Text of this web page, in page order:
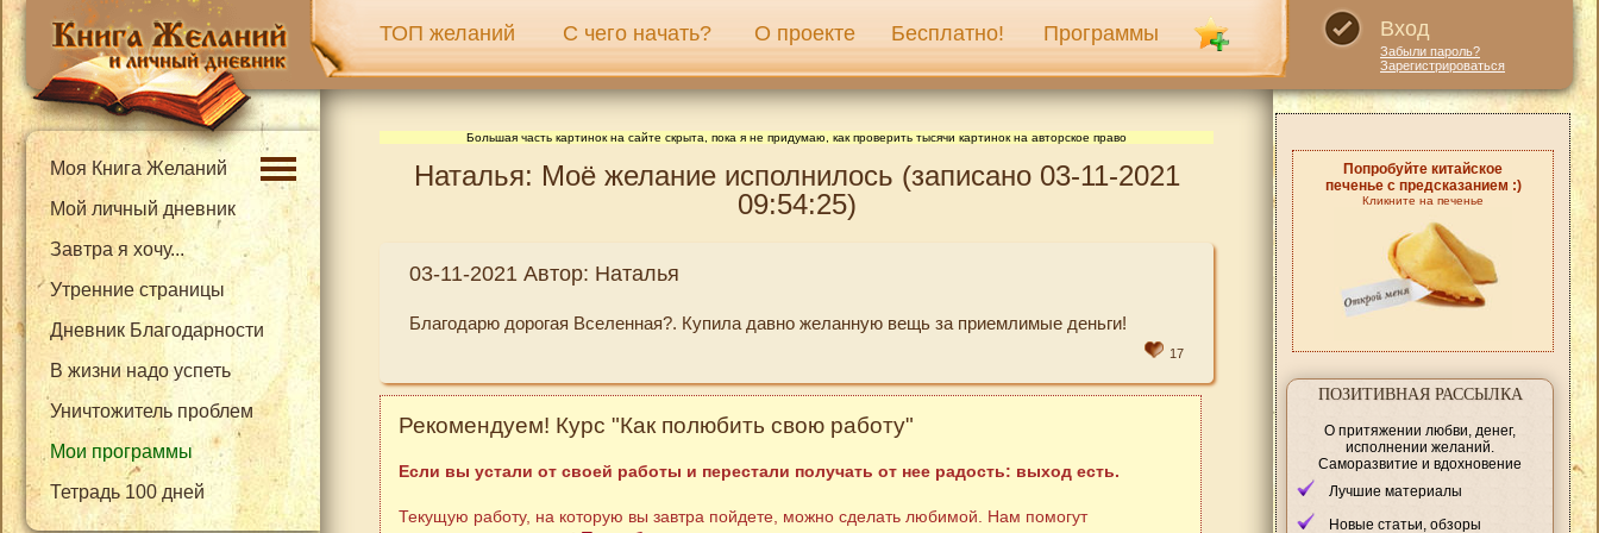
ТОП желаний С чего начать? О проекте Бесплатно! Программы Вход
Забыли пароль?
Зарегистрироваться
Моя Книга Желаний
Мой личный дневник
Завтра я хочу...
Утренние страницы
Дневник Благодарности
В жизни надо успеть
Уничтожитель проблем
Мои программы
Тетрадь 100 дней
Большая часть картинок на сайте скрыта, пока я не придумаю, как проверить тысячи картинок на авторское право
Наталья: Моё желание исполнилось (записано 03-11-2021
09:54:25)
03-11-2021 Автор: Наталья
Благодарю дорогая Вселенная?. Купила давно желанную вещь за приемлимые деньги!
17
Рекомендуем! Курс "Как полюбить свою работу"
Если вы устали от своей работы и перестали получать от нее радость: выход есть.
Текущую работу, на которую вы завтра пойдете, можно сделать любимой. Нам помогут
Попробуйте китайское
печенье с предсказанием :)
Кликните на печенье
ПОЗИТИВНАЯ РАССЫЛКА
О притяжении любви, денег,
исполнении желаний.
Саморазвитие и вдохновение
Лучшие материалы
Новые статьи, обзоры